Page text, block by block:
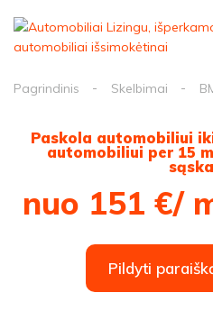
Pagrindinis Skelbimai
Paskola automobiliui
automobiliui per 15
nuo 151 €/
Pildyti